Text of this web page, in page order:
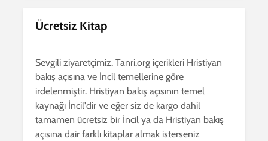
Ücretsiz Kitap
Sevgili ziyaretçimiz. Tanri.org içerikleri Hristiyan
bakış açısına ve İncil temellerine göre
irdelenmiştir. Hristiyan bakış açısının temel
kaynağı İncil'dir ve eğer siz de kargo dahil
tamamen ücretsiz bir İncil ya da Hristiyan bakış
açısına dair farklı kitaplar almak isterseniz